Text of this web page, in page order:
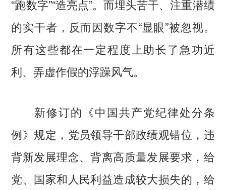
“跑数字”“造亮点”。而埋头苦干、注重潜绩
的实干者，反而因数字不“显眼”被忽视。
所有这些都在一定程度上助长了急功近
利、弄虚作假的浮躁风气。
新修订的《中国共产党纪律处分条
例》规定，党员领导干部政绩观错位，违
背新发展理念、背离高质量发展要求，给
党、国家和人民利益造成较大损失的，给